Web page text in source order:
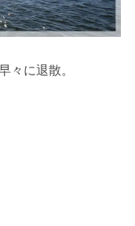
々に退散。